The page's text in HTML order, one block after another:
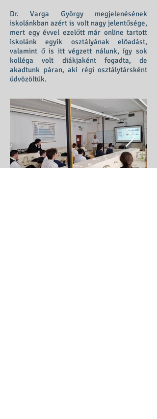
Dr. Varga György megjelenésének
iskolánkban azért is volt nagy jelentősége,
mert egy évvel ezelőtt már online tartott
iskolánk egyik osztályának előadást,
valamint ő is itt végzett nálunk, így sok
kolléga volt diákjaként fogadta, de
akadtunk páran, aki régi osztálytársként
üdvözöltük.